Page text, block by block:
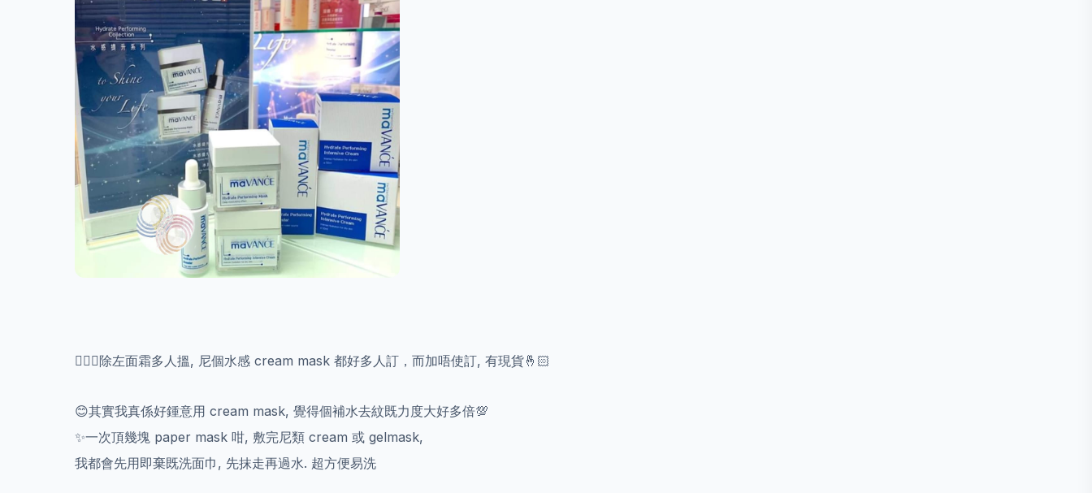
💁🏻‍♀️除左面霜多人搵, 尼個水感 cream mask 都好多人訂，而加唔使訂, 有現貨🤞🏻
😊其實我真係好鍾意用 cream mask, 覺得個補水去紋既力度大好多倍💯
✨️一次頂幾塊 paper mask 咁, 敷完尼類 cream 或 gelmask,
我都會先用即棄既洗面巾, 先抹走再過水. 超方便易洗